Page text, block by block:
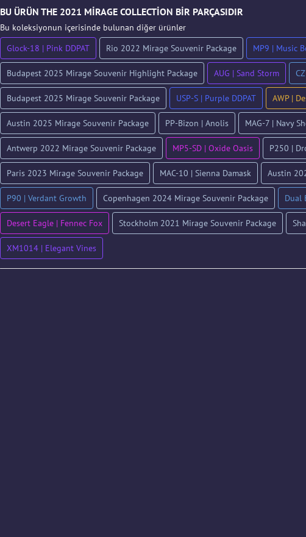
BU ÜRÜN THE 2021 MIRAGE COLLECTION BIR PARÇASIDIR
Bu koleksiyonun içerisinde bulunan diğer ürünler
Glock-18 | Pink DDPAT
Rio 2022 Mirage Souvenir Package MP9 | Music
Budapest 2025 Mirage Souvenir Highlight Package AUG | Sand Storm
Budapest 2025 Mirage Souvenir Package USP-S | Purple DDPAT AWP |
Austin 2025 Mirage Souvenir Package PP-Bizon | Anolis MAG-7 | Navy
Antwerp 2022 Mirage Souvenir Package MP5-SD | Oxide Oasis P250 |
Paris 2023 Mirage Souvenir Package MAC-10 | Sienna Damask Austin
P90 | Verdant Growth Copenhagen 2024 Mirage Souvenir Package Dual
Desert Eagle | Fennec Fox Stockholm 2021 Mirage Souvenir Package
XM1014 | Elegant Vines